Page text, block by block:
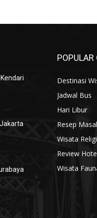
POPULAR
Destinasi
Jadwal Bus
Hari Libur
Resep
Wisata Religi
Review
Wisata